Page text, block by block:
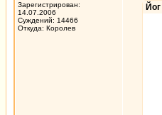
Зарегистрирован:
14.07.2006
Суждений: 14466
Откуда: Королев
Йог